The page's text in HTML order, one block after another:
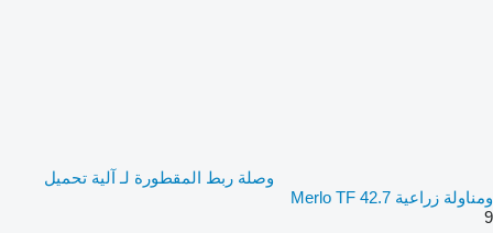
وصلة ربط المقطورة لـ آلية تحميل
ومناولة زراعية Merlo TF 42.7
9